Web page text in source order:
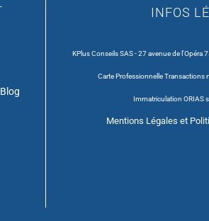
Blog
INFOS
KPlus Conseils SAS - 27 avenue de
Carte Professionnelle
Immatriculation ORIAS
Mentions Légales et